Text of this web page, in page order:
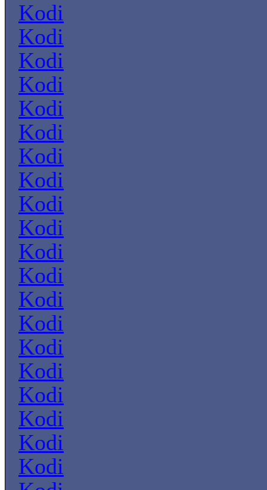
Kodi
Kodi
Kodi
Kodi
Kodi
Kodi
Kodi
Kodi
Kodi
Kodi
Kodi
Kodi
Kodi
Kodi
Kodi
Kodi
Kodi
Kodi
Kodi
Kodi